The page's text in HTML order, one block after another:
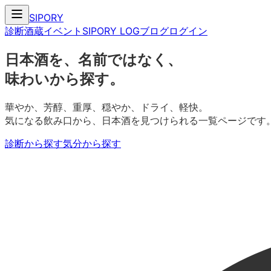
SIPORY
診断酒蔵イベント SIPORY LOGブログログイン
日本酒を、名前ではなく、
味わいから探す。
華やか、芳醇、重厚、穏やか、ドライ、軽快。
気になる飲み口から、日本酒を見つけられる一覧ページです
診断から探す気分から探す